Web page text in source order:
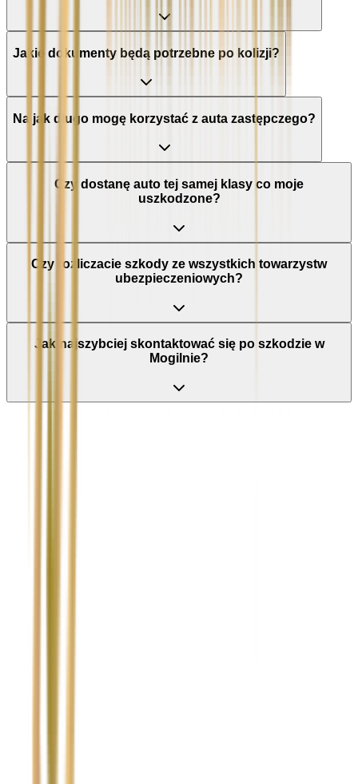
Jakie dokumenty będą potrzebne po kolizji?
Na jak długo mogę korzystać z auta zastępczego?
Czy dostanę auto tej samej klasy co moje
uszkodzone?
Czy rozliczacie szkody ze wszystkich towarzystw
ubezpieczeniowych?
Jak najszybciej skontaktować się po szkodzie w
Mogilnie?